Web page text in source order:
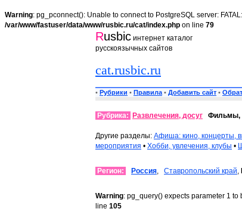
Warning: pg_pconnect(): Unable to connect to PostgreSQL server:
/var/www/fastuser/data/www/rusbic.ru/cat/index.php on line 79
Rusbic интернет каталог
русскоязычных сайтов
cat.rusbic.ru
• Рубрики • Правила • Добавить сайт •
Рубрика: Развлечения, досуг Фильмы,
Другие разделы: Афиша: кино, концерты,
мероприятия • Хобби, увлечения, клубы •
Регион: Россия, Ставропольский край,
Warning: pg_query() expects parameter 1
line 105